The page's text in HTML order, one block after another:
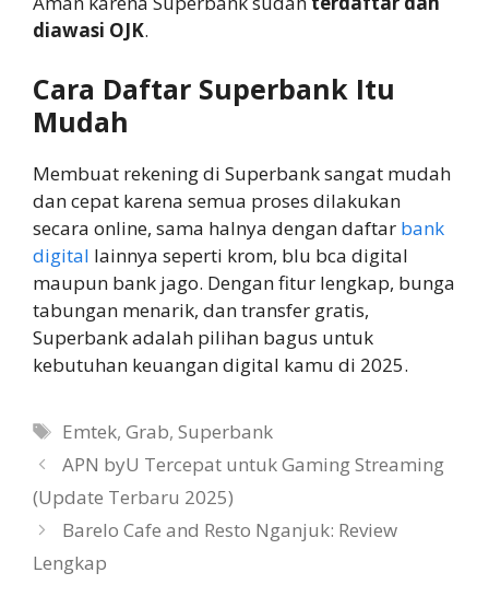
diawasi OJK.
Cara Daftar Superbank Itu
Mudah
Membuat rekening di Superbank sangat mudah
dan cepat karena semua proses dilakukan
secara online, sama halnya dengan daftar bank
digital lainnya seperti krom, blu bca digital
maupun bank jago. Dengan fitur lengkap, bunga
tabungan menarik, dan transfer gratis,
Superbank adalah pilihan bagus untuk
kebutuhan keuangan digital kamu di 2025.
Tags
Emtek,Grab,Superbank
APN byU Tercepat untuk Gaming Streaming
(Update Terbaru 2025)
Barelo Cafe and Resto Nganjuk: Review
Lengkap